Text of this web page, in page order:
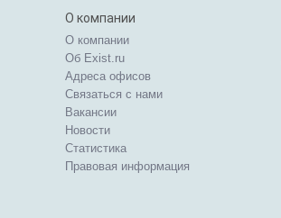
О компании
О компании
Об Exist.ru
Адреса офисов
Связаться с нами
Вакансии
Новости
Статистика
Правовая информация